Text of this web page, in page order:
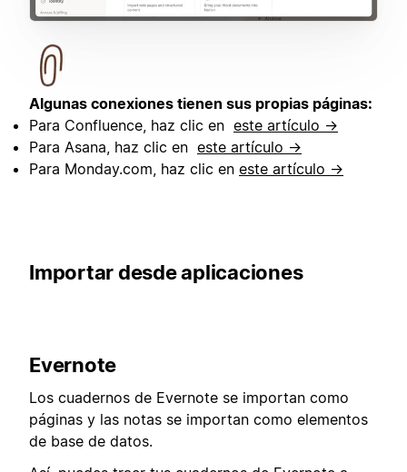
Algunas conexiones tienen sus propias páginas:
Para Confluence, haz clic en este artículo →
Para Asana, haz clic en este artículo →
Para Monday.com, haz clic en este artículo →
Importar desde aplicaciones
Evernote
Los cuadernos de Evernote se importan como
páginas y las notas se importan como elementos
de base de datos.